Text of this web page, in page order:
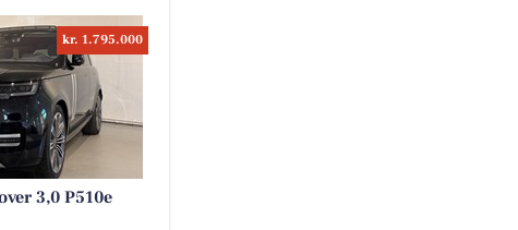
kr. 1.795.000
3,0 P510e